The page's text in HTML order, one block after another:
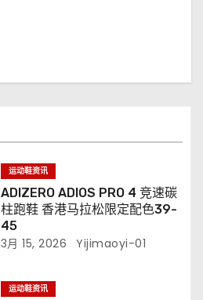
运动鞋资讯
ADIZERO ADIOS PRO 4 竞速碳
柱跑鞋 香港马拉松限定配色39-
45
3月 15, 2026 Yijimaoyi-01
运动鞋资讯